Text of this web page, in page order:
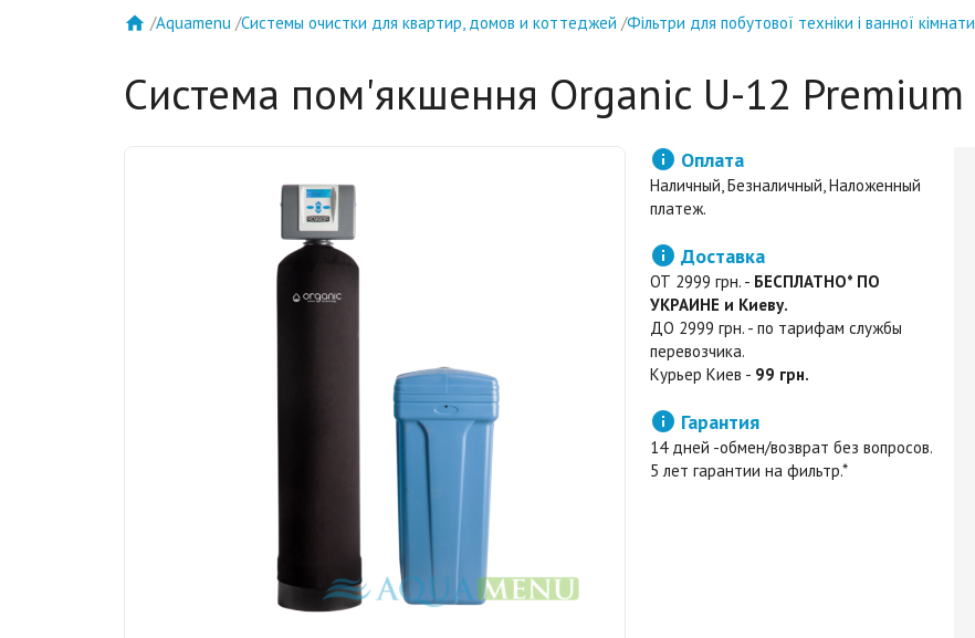
 /Aquamenu /Системы очистки для квартир, домов и коттеджей /Фільтри для побутової техніки і ванної кімнати
Система пом'якшення Organic U-12 Premium
 Оплата
Наличный, Безналичный, Наложенный
платеж.
 Доставка
ОТ 2999 грн. - БЕСПЛАТНО* ПО
УКРАИНЕ и Киеву.
ДО 2999 грн. - по тарифам службы
перевозчика.
Курьер Киев - 99 грн.
 Гарантия
14 дней -обмен/возврат без вопросов.
5 лет гарантии на фильтр.*